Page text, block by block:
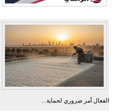
الفعال أمر ضروري لحماية...